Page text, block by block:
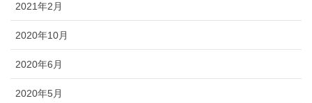
2021年2月
2020年10月
2020年6月
2020年5月